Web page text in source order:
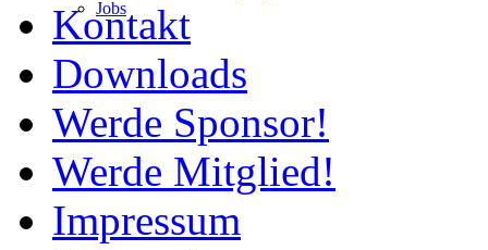
Jobs
Kontakt
Downloads
Werde Sponsor!
Werde Mitglied!
Impressum